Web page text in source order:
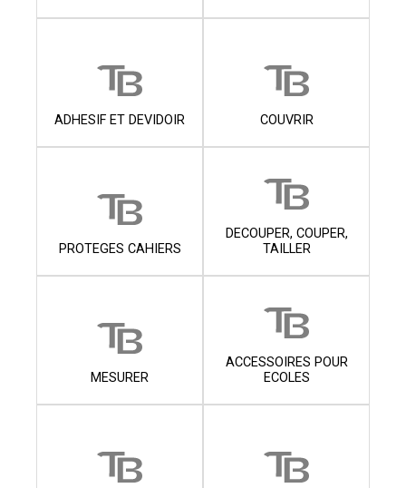
ADHESIF ET DEVIDOIR COUVRIR
PROTEGES CAHIERS
DECOUPER, COUPER,
TAILLER
MESURER
ACCESSOIRES POUR
ECOLES